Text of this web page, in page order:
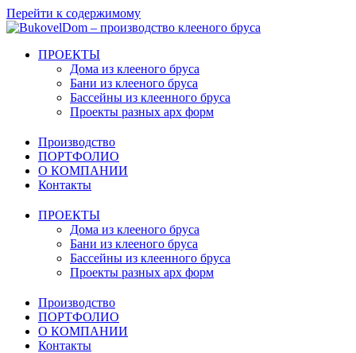
Перейти к содержимому
ПРОЕКТЫ
Дома из клееного бруса
Бани из клееного бруса
Бассейны из клеенного бруса
Проекты разных арх форм
Производство
ПОРТФОЛИО
О КОМПАНИИ
Контакты
ПРОЕКТЫ
Дома из клееного бруса
Бани из клееного бруса
Бассейны из клеенного бруса
Проекты разных арх форм
Производство
ПОРТФОЛИО
О КОМПАНИИ
Контакты